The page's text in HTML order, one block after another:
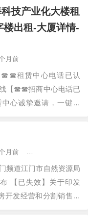
八成新 高速路口临近
技产业化大楼租
楼出租-大厦详情-
月前
☎☎租赁中心电话已认
【☎☎招商中心电话已
心诚挚邀请，一键预
鉴与选择。 Vip贵宾置
尊享内部折扣===匠心
月前
频道江门市自然资源局
【已失效】关于印发
开发经营和分割销售管